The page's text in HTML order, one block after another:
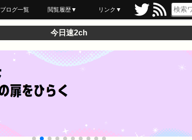
ブログ一覧 閲覧履歴▼
最近読んだ
あとで読む
ブックマーク
リンク▼
今日速2ch